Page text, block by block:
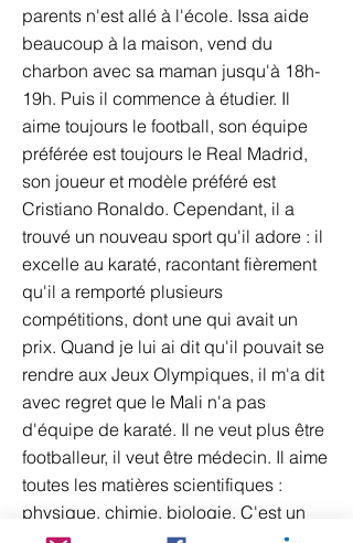
parents n'est allé à l'école. Issa aide
beaucoup à la maison, vend du
charbon avec sa maman jusqu'à 18h-
19h. Puis il commence à étudier. Il
aime toujours le football, son équipe
préférée est toujours le Real Madrid,
son joueur et modèle préféré est
Cristiano Ronaldo. Cependant, il a
trouvé un nouveau sport qu'il adore : il
excelle au karaté, racontant fièrement
qu'il a remporté plusieurs
compétitions, dont une qui avait un
prix. Quand je lui ai dit qu'il pouvait se
rendre aux Jeux Olympiques, il m'a dit
avec regret que le Mali n'a pas
d'équipe de karaté. Il ne veut plus être
footballeur, il veut être médecin. Il aime
toutes les matières scientifiques :
physique, chimie, biologie. C'est un